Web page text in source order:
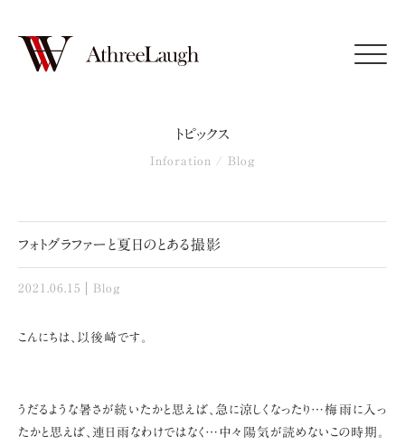
Click
トピックス
Inforation / Blog
フォトグラファーと夏日のとある撮影
2021.06.15 Blog
こんにちは、以後崎です。
うだるような暑さが続いたかと思えば、急に涼しくなったり…梅雨に入っ
たかと思えば、連日雨なわけではなく… 中々陽気が読めないこの時期。